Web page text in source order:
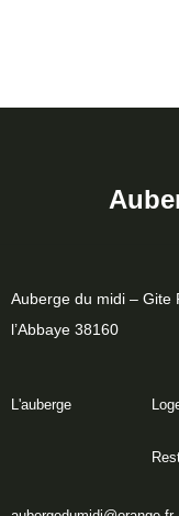
Auberge du midi – Gite
l’Abbaye 38160
L'auberge